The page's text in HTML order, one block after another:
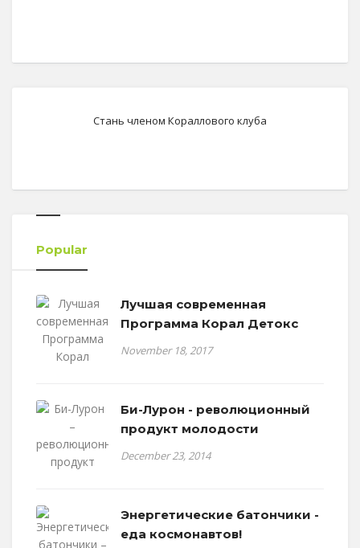
Стань членом Кораллового клуба
Popular
Лучшая современная
Программа Корал Детокс
November 18, 2017
Би-Лурон - революционный
продукт молодости
December 23, 2014
Энергетические батончики -
еда космонавтов!